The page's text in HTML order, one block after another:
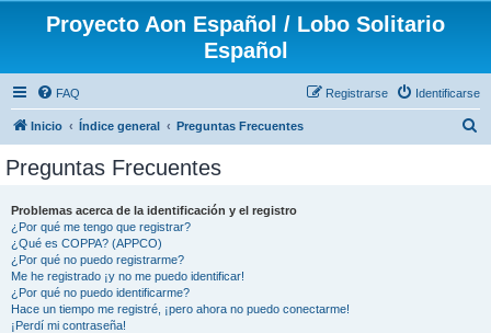
Proyecto Aon Español / Lobo Solitario
Español
FAQ Identificarse
Registrarse
Inicio Índice general Preguntas Frecuentes
Preguntas Frecuentes
Problemas acerca de la identificación y el registro
¿Por qué me tengo que registrar?
¿Qué es COPPA? (APPCO)
¿Por qué no puedo registrarme?
Me he registrado ¡y no me puedo identificar!
¿Por qué no puedo identificarme?
Hace un tiempo me registré, ¡pero ahora no puedo conectarme!
¡Perdí mi contraseña!